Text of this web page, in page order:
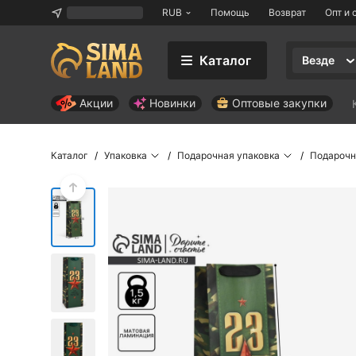
RUB Помощь Возврат Опт и
Каталог
Везде
Акции Новинки Оптовые закупки
Каталог Упаковка Подарочная упаковка